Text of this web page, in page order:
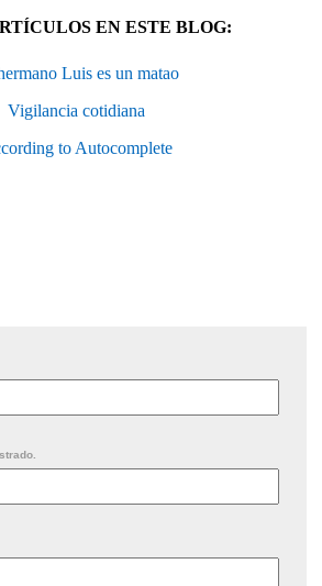
EN ESTE BLOG:
Luis es un matao
Vigilancia cotidiana
to Autocomplete